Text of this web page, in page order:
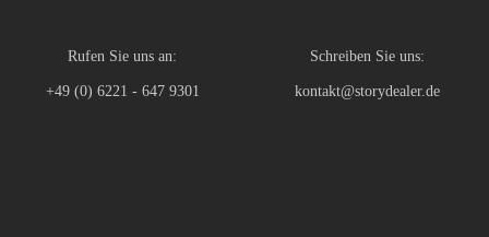
Rufen Sie uns an:
+49 (0) 6221 - 647 9301
Schreiben Sie uns:
kontakt@storydealer.de